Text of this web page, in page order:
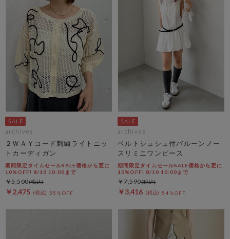
archives
２ＷＡＹコード刺繍ライトニッ
トカーディガン
期間限定タイムセールSALE価格から更に
10%OFF! 8/10 10:00まで
￥2,475 55％OFF
￥5,500
archives
ベルトシュシュ付バルーンノー
スリミニワンピース
期間限定タイムセールSALE価格から更に
10%OFF! 8/10 10:00まで
￥3,416 54％OFF
￥7,590